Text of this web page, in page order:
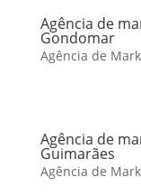
Agência de
Gondomar
Agência de
Agência de
Guimarães
Agência de